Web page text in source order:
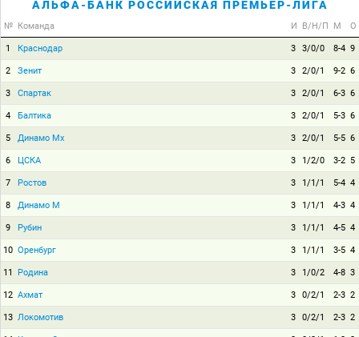
АЛЬФА-БАНК РОССИЙСКАЯ ПРЕМЬЕР-ЛИГА
№ Команда И В/Н/П М О
1 Краснодар 3 3/0/0 8-4 9
2 Зенит 3 2/0/1 9-2 6
3 Спартак 3 2/0/1 6-3 6
4 Балтика 3 2/0/1 5-3 6
5 Динамо Мх 3 2/0/1 5-5 6
6 ЦСКА 3 1/2/0 3-2 5
7 Ростов 3 1/1/1 5-4 4
8 Динамо М 3 1/1/1 4-3 4
9 Рубин 3 1/1/1 4-5 4
10 Оренбург 3 1/1/1 3-5 4
11 Родина 3 1/0/2 4-8 3
12 Ахмат 3 0/2/1 2-3 2
13 Локомотив 3 0/2/1 2-3 2